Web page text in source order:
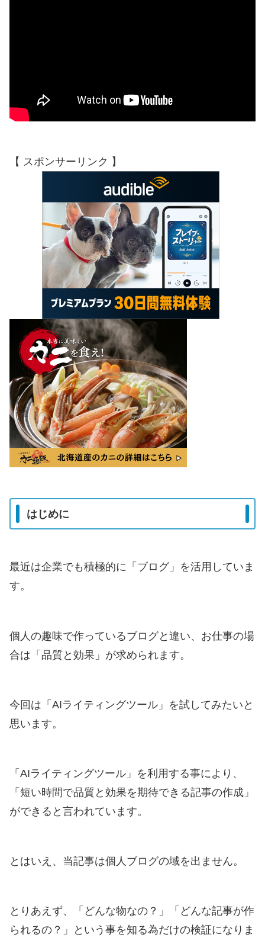
【 スポンサーリンク 】
はじめに
最近は企業でも積極的に「ブログ」を活用していま
す。
個人の趣味で作っているブログと違い、お仕事の場
合は「品質と効果」が求められます。
今回は「AIライティングツール」を試してみたいと
思います。
「AIライティングツール」を利用する事により、
「短い時間で品質と効果を期待できる記事の作成」
ができると言われています。
とはいえ、当記事は個人ブログの域を出ません。
とりあえず、「どんな物なの？」「どんな記事が作
られるの？」という事を知る為だけの検証になりま